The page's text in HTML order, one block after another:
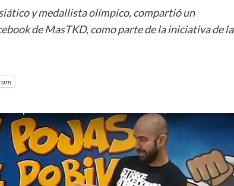
y medallista olímpico, compartió un
de MasTKD, como parte de la iniciativa de la